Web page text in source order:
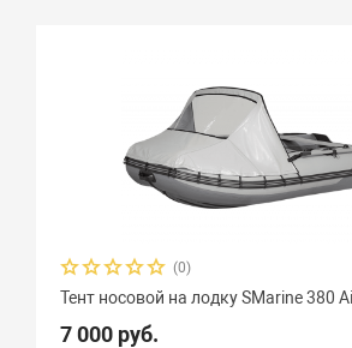
(0)
Тент носовой на лодку SMarine 380
7 000 руб.